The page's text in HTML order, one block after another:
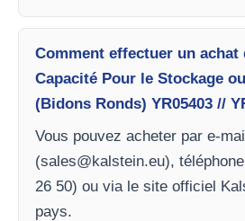
Comment effectuer un achat
Capacité Pour le Stockage
(Bidons Ronds) YR05403 //
Vous pouvez acheter par e-
(sales@kalstein.eu),
26 50) ou via le site officiel
pays.